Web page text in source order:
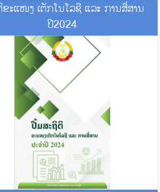
ຂະແໜງ ເຕັກໂນໂລຊີ ແລະ ການສື່ສານ
ປີ2024